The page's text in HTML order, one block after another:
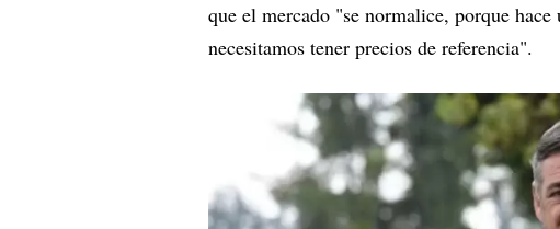
que el mercado "se normalice, porque
necesitamos tener precios de referencia".